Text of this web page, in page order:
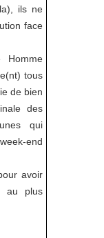
ils ne
face
Homme
tous
de bien
des
qui
end
avoir
au plus